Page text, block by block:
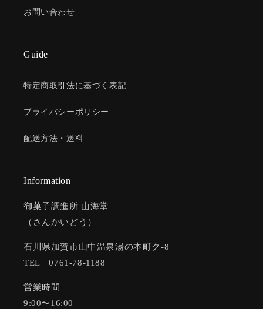
お問い合わせ
Guide
特定商取引法に基づく表記
プライバシーポリシー
配送方法・送料
Information
御菓子調進所 山海堂
（さんかいどう）
石川県加賀市山中温泉湯の本町ク-8
TEL 0761-78-1188
営業時間
9:00〜16:00